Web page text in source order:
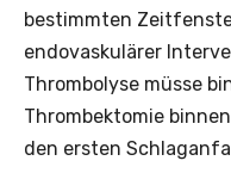
bestimmten
endovaskulärer
Thrombolyse müsse
Thrombektomie
den ersten